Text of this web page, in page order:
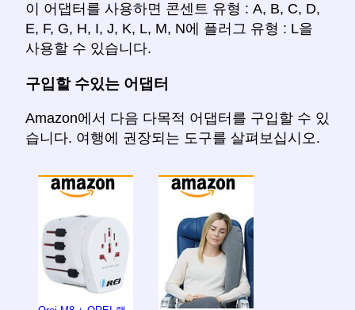
이 어댑터를 사용하면 콘센트 유형 : A, B, C, D,
E, F, G, H, I, J, K, L, M, N에 플러그 유형 : L을
사용할 수 있습니다.
구입할 수있는 어댑터
Amazon에서 다음 다목적 어댑터를 구입할 수 있
습니다. 여행에 권장되는 도구를 살펴보십시오.